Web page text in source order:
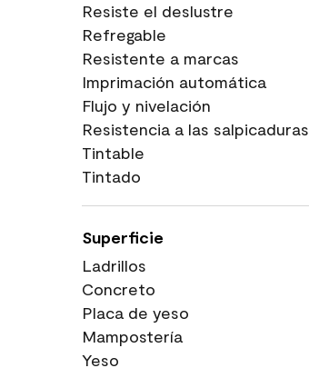
Resiste el deslustre
Refregable
Resistente a marcas
Imprimación automática
Flujo y nivelación
Resistencia a las salpicaduras
Tintable
Tintado
Superficie
Ladrillos
Concreto
Placa de yeso
Mampostería
Yeso